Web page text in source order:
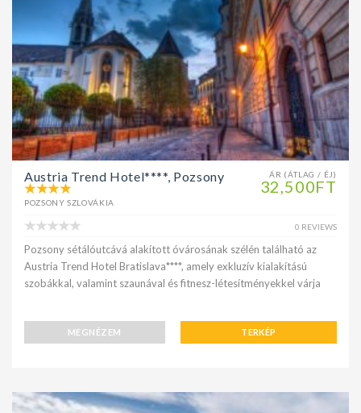
ÁR (ÁTLAG / ÉJ)
32,500FT
Austria Trend Hotel****, Pozsony
POZSONY SZLOVÁKIA
0 REVIEWS
Pozsony sétálóutcává alakított óvárosának szélén található az
Austria Trend Hotel Bratislava****, amely exkluzív kialakítású
szobákkal, valamint szaunával és fitnesz-létesítményekkel várja
MEGNÉZEM TERKÉP